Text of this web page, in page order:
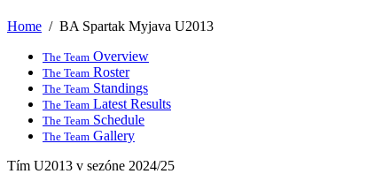
Home BA Spartak Myjava U2013
The Team Overview
The Team Roster
The Team Standings
The Team Latest Results
The Team Schedule
The Team Gallery
Tím U2013 v sezóne 2024/25